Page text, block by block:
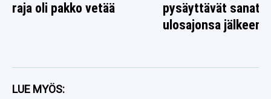
raja oli pakko vetää
pysäyttävät sanat
ulosajonsa jälkeen
LUE MYÖS: